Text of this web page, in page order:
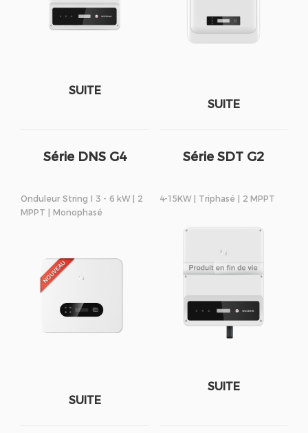
SUITE
SUITE
Série DNS G4
Onduleur String I 3 - 6 kW | 2
MPPT | Monophasé
SUITE
Série SDT G2
4-15KW | Triphasé | 2 MPPT
SUITE